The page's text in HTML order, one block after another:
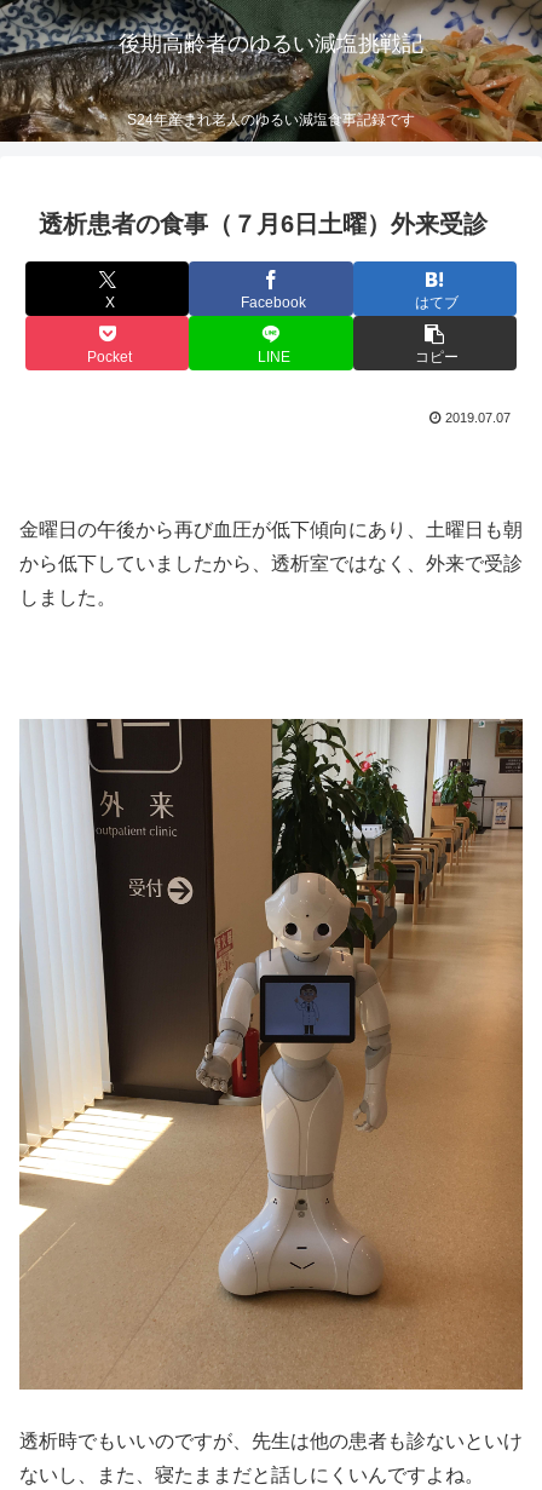
後期高齢者のゆるい減塩挑戦記
S24年産まれ老人のゆるい減塩食事記録です
透析患者の食事（７月6日土曜）外来受診
X Facebook はてブ
Pocket LINE コピー
2019.07.07
金曜日の午後から再び血圧が低下傾向にあり、土曜日も朝
から低下していましたから、透析室ではなく、外来で受診
しました。
透析時でもいいのですが、先生は他の患者も診ないといけ
ないし、また、寝たままだと話しにくいんですよね。